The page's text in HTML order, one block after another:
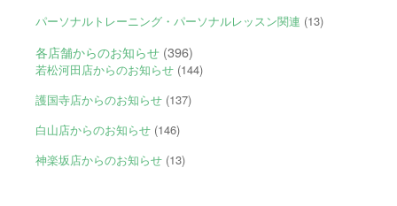
パーソナルトレーニング・パーソナルレッスン関連 (13)
各店舗からのお知らせ(396)
若松河田店からのお知らせ(144)
護国寺店からのお知らせ(137)
白山店からのお知らせ(146)
神楽坂店からのお知らせ(13)